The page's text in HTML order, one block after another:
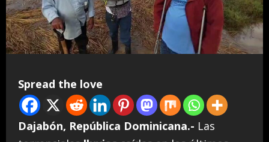
Spread the love
Dajabón, República Dominicana.- Las